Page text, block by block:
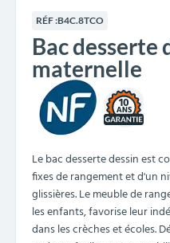
RÉF :B4C.8TCO
Bac desserte
maternelle
10
Le bac desserte dessin est
fixes de rangement et d'un
glissières. Le meuble de
les enfants, favorise leur
dans les crèches et écoles.